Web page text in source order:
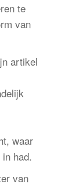
te
van
artikel
waar
had.
van